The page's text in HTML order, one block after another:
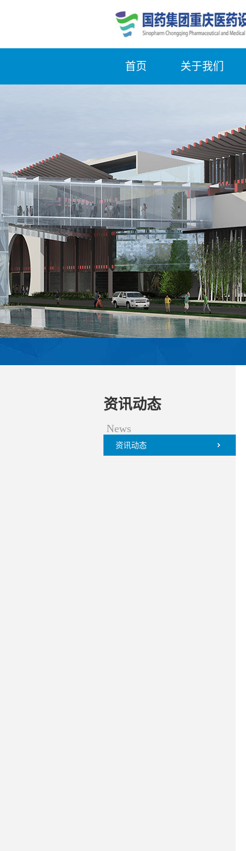
首页 关于我们
资讯动态
News
资讯动态